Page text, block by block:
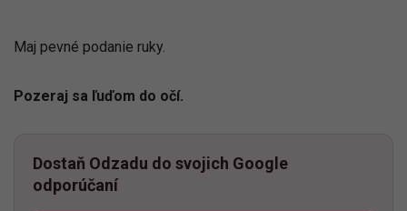
Maj pevné podanie ruky.
Pozeraj sa ľuďom do očí.
Dostaň Odzadu do svojich Google
odporúčaní